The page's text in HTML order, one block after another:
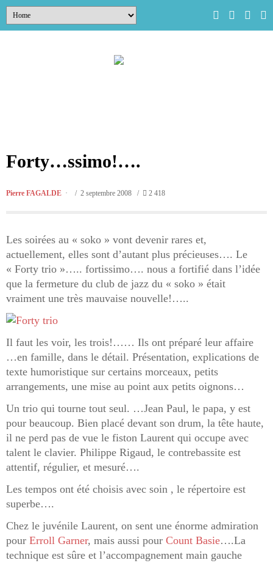
Forty…ssimo!….
Pierre FAGALDE / 2 septembre 2008 / 2 418
Les soirées au « soko » vont devenir rares et,
actuellement, elles sont d’autant plus précieuses…. Le
« Forty trio »….. fortissimo…. nous a fortifié dans l’idée
que la fermeture du club de jazz du « soko » était
vraiment une très mauvaise nouvelle!…..
Il faut les voir, les trois!…… Ils ont préparé leur affaire
…en famille, dans le détail. Présentation, explications de
texte humoristique sur certains morceaux, petits
arrangements, une mise au point aux petits oignons…
Un trio qui tourne tout seul. …Jean Paul, le papa, y est
pour beaucoup. Bien placé devant son drum, la tête haute,
il ne perd pas de vue le fiston Laurent qui occupe avec
talent le clavier. Philippe Rigaud, le contrebassite est
attentif, régulier, et mesuré….
Les tempos ont été choisis avec soin , le répertoire est
superbe….
Chez le juvénile Laurent, on sent une énorme admiration
pour Erroll Garner, mais aussi pour Count Basie….La
technique est sûre et l’accompagnement main gauche